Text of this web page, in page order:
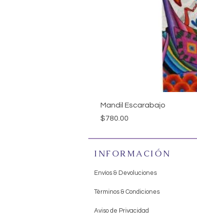
Mandil Escarabajo
Precio
$780.00
INFORMACIÓN
Envíos & Devoluciones
Términos & Condiciones
Aviso de Privacidad